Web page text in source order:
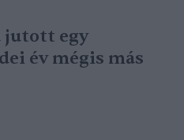
jutott egy
év mégis más